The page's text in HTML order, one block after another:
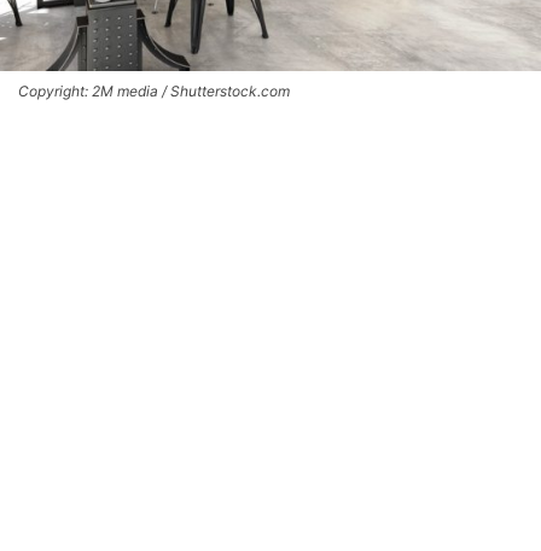
Copyright: 2M media / Shutterstock.com